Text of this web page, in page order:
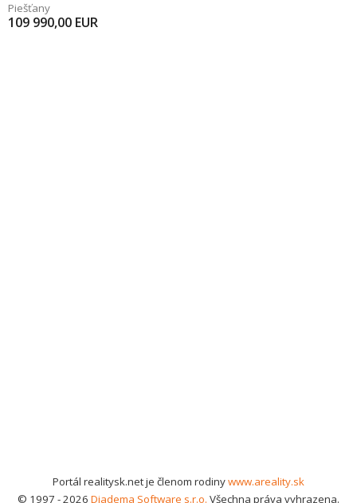
Piešťany
109 990,00 EUR
Portál realitysk.net je členom rodinywww.areality.sk
© 1997 - 2026 Diadema Software s.r.o. Všechna práva vyhrazena.